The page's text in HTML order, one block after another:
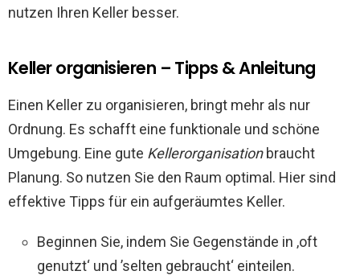
nutzen Ihren Keller besser.
Keller organisieren – Tipps & Anleitung
Einen Keller zu organisieren, bringt mehr als nur
Ordnung. Es schafft eine funktionale und schöne
Umgebung. Eine gute Kellerorganisationbraucht
Planung. So nutzen Sie den Raum optimal. Hier sind
effektive Tipps für ein aufgeräumtes Keller.
Beginnen Sie, indem Sie Gegenstände in ‚oft
genutzt‘ und ’selten gebraucht‘ einteilen.